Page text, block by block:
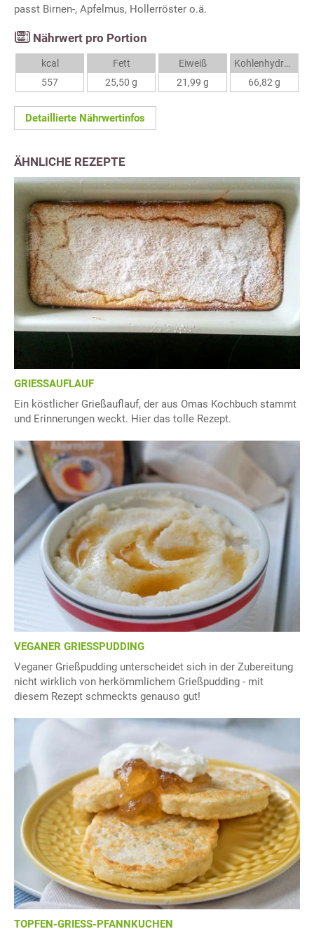
passt Birnen-, Apfelmus, Hollerröster o.ä.
Nährwert pro Portion
kcal
557
Fett
25,50 g
Eiweiß
21,99 g
Kohlenhydrate
66,82 g
Detaillierte Nährwertinfos
ÄHNLICHE REZEPTE
GRIESSAUFLAUF
Ein köstlicher Grießauflauf, der aus Omas Kochbuch stammt
und Erinnerungen weckt. Hier das tolle Rezept.
VEGANER GRIESSPUDDING
Veganer Grießpudding unterscheidet sich in der Zubereitung
nicht wirklich von herkömmlichem Grießpudding - mit
diesem Rezept schmeckts genauso gut!
TOPFEN-GRIESS-PFANNKUCHEN